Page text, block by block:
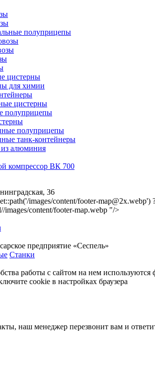
полуприцепы
цистерны
для химии
цистерны
полуприцепы
полуприцепы
танк-контейнеры
алюминия
компрессор ВК 700
36
images/content/footer-map.webp "/>
предприятие «Сеспель»
Станки
работы с сайтом на нем
cookie в настройках браузера
наш менеджер перезвонит вам и